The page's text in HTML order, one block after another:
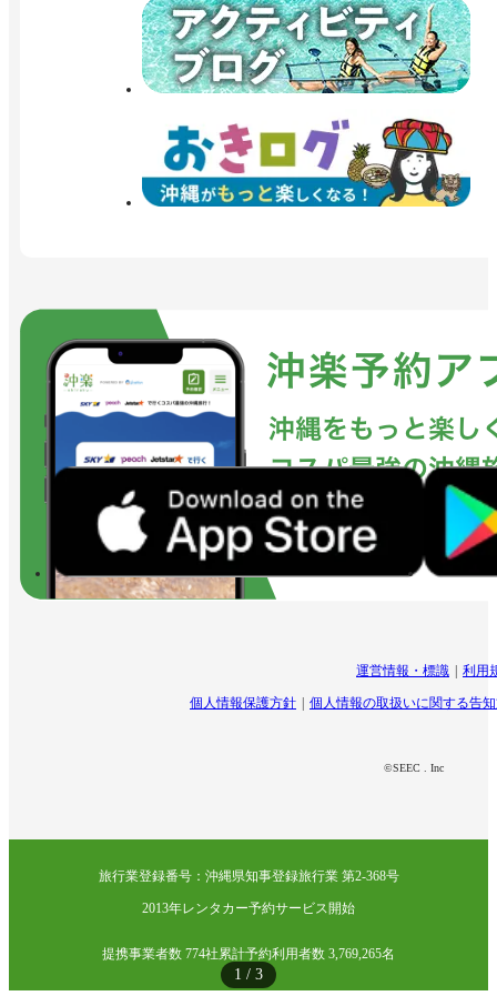
1 / 3
運営情報・標識 利用
個人情報保護方針 個人情報の取扱いに関する告
©SEEC . Inc
旅行業登録番号：沖縄県知事登録旅行業 第2-368号
2013年レンタカー予約サービス開始
提携事業者数 774社累計予約利用者数 3,769,265名